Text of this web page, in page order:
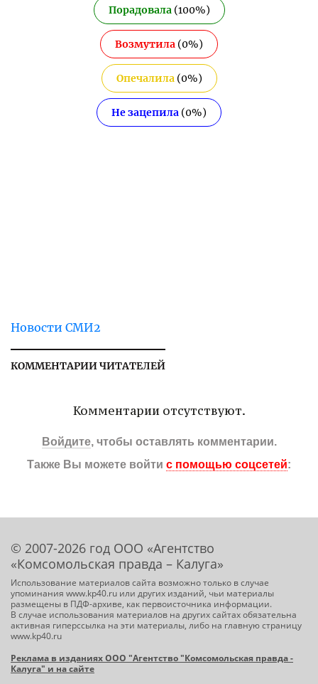
Порадовала(100%)
Возмутила (0%)
Опечалила(0%)
Не зацепила (0%)
Новости СМИ2
КОММЕНТАРИИ ЧИТАТЕЛЕЙ
Комментарии отсутствуют.
Войдите, чтобы оставлять комментарии.
Также Вы можете войти с помощью соцсетей:
© 2007-2026 год ООО «Агентство
«Комсомольская правда – Калуга»
Использование материалов сайта возможно только в случае
упоминания www.kp40.ru или других изданий, чьи материалы
размещены в ПДФ-архиве, как первоисточника информации.
В случае использования материалов на других сайтах обязательна
активная гиперссылка на эти материалы, либо на главную страницу
www.kp40.ru
Реклама в изданиях ООО "Агентство "Комсомольская правда -
Калуга" и на сайте